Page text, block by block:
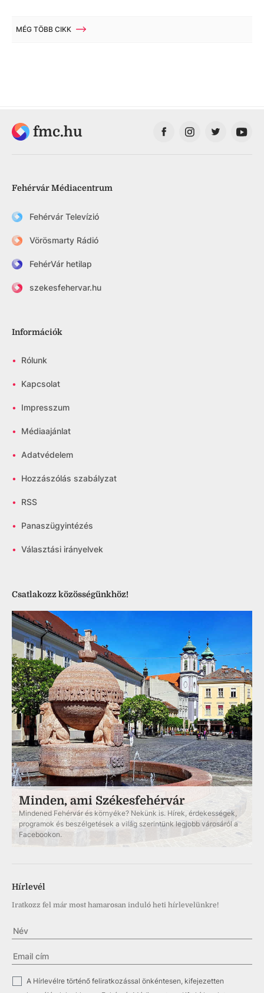
MÉG TÖBB CIKK
fmc.hu
Fehérvár Médiacentrum
Fehérvár Televízió
Vörösmarty Rádió
FehérVár hetilap
szekesfehervar.hu
Információk
• Rólunk
• Kapcsolat
• Impresszum
• Médiaajánlat
• Adatvédelem
• Hozzászólás szabályzat
• RSS
• Panaszügyintézés
• Választási irányelvek
Csatlakozz közösségünkhöz!
Minden, ami Székesfehérvár
Mindened Fehérvár és környéke? Nekünk is. Hírek, érdekességek,
programok és beszélgetések a világ szerintünk legjobb városáról a
Facebookon.
Hírlevél
Iratkozz fel már most hamarosan induló heti hírlevelünkre!
✓
A Hírlevélre történő feliratkozással önkéntesen, kifejezetten